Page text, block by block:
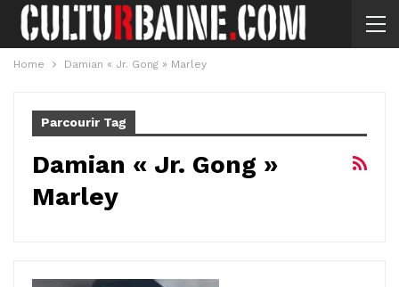
Home Damian « Jr. Gong » Marley
Parcourir Tag
Damian « Jr. Gong »
Marley